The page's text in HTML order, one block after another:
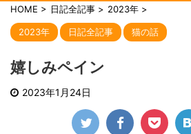
HOME > 日記全記事 > 2023年 >
2023年 日記全記事 猫の話
嬉しみペイン
2023年1月24日